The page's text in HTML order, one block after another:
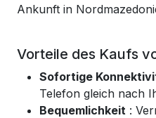
Ankunft in
Vorteile des Kaufs
Sofortige
Telefon gleich nach
Bequemlichkeit :